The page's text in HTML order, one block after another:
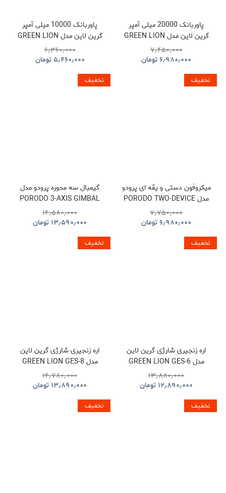
پاوربانک 20000 میلی آمپر
گرین لاین مدل GREEN LION
LUZERN GNLEZ20KPBBK
۷٫۴۵۰٫۰۰۰
۶٫۹۸۰٫۰۰۰تومان
پاوربانک 10000 میلی آمپر
گرین لاین مدل GREEN LION
LUZERN GNLEZ10KPBBK
۶٫۳۶۰٫۰۰۰
۵٫۴۶۰٫۰۰۰تومان
تخفیف
میکروفون دستی و یقه ای پرودو
مدل PORODO TWO-DEVICE
CONNECT HANDHELD
LAVALIER MICROPHONE
۷٫۷۵۰٫۰۰۰
۶٫۹۸۰٫۰۰۰تومان
تخفیف
گیمبال سه محوره پرودو مدل
PORODO 3-AXIS GIMBAL
STABILIZER PDLFST127BK
۱۴٫۵۸۰٫۰۰۰
۱۳٫۵۹۰٫۰۰۰ تومان
تخفیف
اره زنجیری شارژی گرین لاین
مدل GREEN LION GES-6
CORDLESS ELECTRIC
CHAINSAW
۱۳٫۸۸۰٫۰۰۰
۱۲٫۸۹۰٫۰۰۰ تومان
تخفیف
اره زنجیری شارژی گرین لاین
مدل GREEN LION GES-8
BRUSHLESS CORDLESS
CHAINSAW GNOCSWTLGN
۱۴٫۷۸۰٫۰۰۰
۱۳٫۸۹۰٫۰۰۰ تومان
تخفیف تخفیف